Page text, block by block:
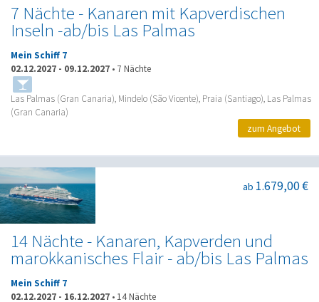
7 Nächte - Kanaren mit Kapverdischen
Inseln -ab/bis Las Palmas
Mein Schiff 7
02.12.2027 - 09.12.2027 • 7 Nächte
Las Palmas (Gran Canaria), Mindelo (São Vicente), Praia (Santiago), Las Palmas
(Gran Canaria)
zum Angebot
14 Nächte - Kanaren, Kapverden und
marokkanisches Flair - ab/bis Las Palmas
ab 1.679,00 €
Mein Schiff 7
02.12.2027 - 16.12.2027 • 14 Nächte